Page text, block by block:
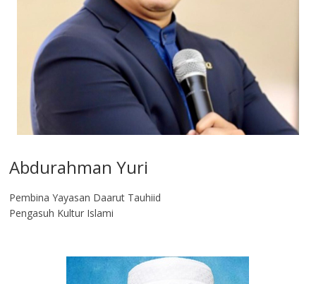
Abdurahman Yuri
Pembina Yayasan Daarut Tauhiid
Pengasuh Kultur Islami